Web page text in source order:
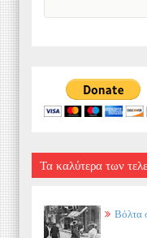
Τα καλύτερα των
Βόλτα